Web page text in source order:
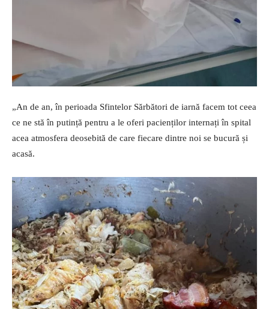
„An de an, în perioada Sfintelor Sărbători de iarnă facem tot ceea
ce ne stă în putință pentru a le oferi pacienților internați în spital
acea atmosfera deosebită de care fiecare dintre noi se bucură și
acasă.